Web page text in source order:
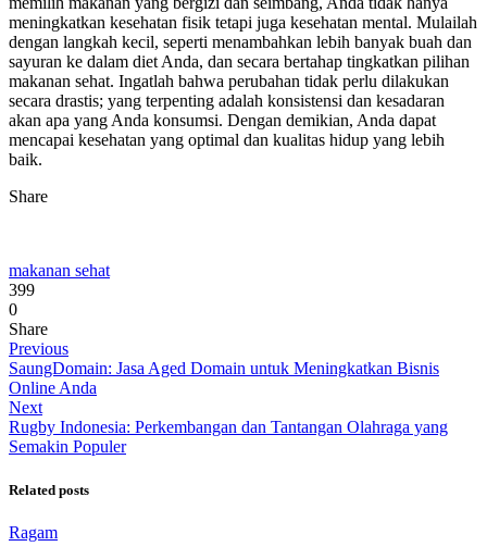
meningkatkan kesehatan fisik tetapi juga kesehatan mental. Mulailah
dengan langkah kecil, seperti menambahkan lebih banyak buah dan
sayuran ke dalam diet Anda, dan secara bertahap tingkatkan pilihan
makanan sehat. Ingatlah bahwa perubahan tidak perlu dilakukan
secara drastis; yang terpenting adalah konsistensi dan kesadaran
akan apa yang Anda konsumsi. Dengan demikian, Anda dapat
mencapai kesehatan yang optimal dan kualitas hidup yang lebih
baik.
Share
makanan sehat
399
0
Share
Previous
SaungDomain: Jasa Aged Domain untuk Meningkatkan Bisnis
Online Anda
Next
Rugby Indonesia: Perkembangan dan Tantangan Olahraga yang
Semakin Populer
Related posts
Ragam